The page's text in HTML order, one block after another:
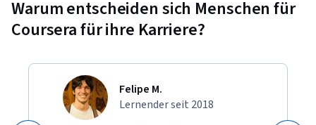
Warum entscheiden sich Menschen für
Coursera für ihre Karriere?
Felipe M.
Lernender seit 2018